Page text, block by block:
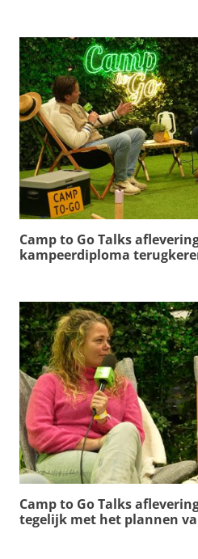
Camp to Go Talks
kampeerdiploma
Camp to Go Talks
tegelijk met het plannen